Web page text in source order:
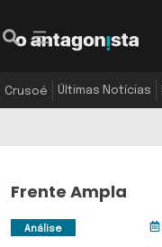
Crusoé Últimas Notícias
Frente Ampla
Análise